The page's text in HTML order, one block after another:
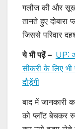
गलौज की और
तानते हुए
जिससे परिवार
ये भी पढ़ें – UP:
सीकरी के लिए
दौड़ेंगी
बाद में जानकारी
को प्लॉट बेचकर